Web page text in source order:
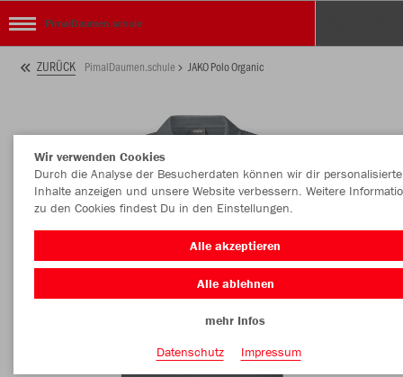
PimalDaumen.schule
ZURÜCK PimalDaumen.schule JAKO Polo Organic
Wir verwenden Cookies
Durch die Analyse der Besucherdaten können wir dir personalisierte
Inhalte anzeigen und unsere Website verbessern. Weitere
zu den Cookies findest Du in den Einstellungen.
Alle akzeptieren
Alle ablehnen
mehr Infos
Datenschutz
Impressum